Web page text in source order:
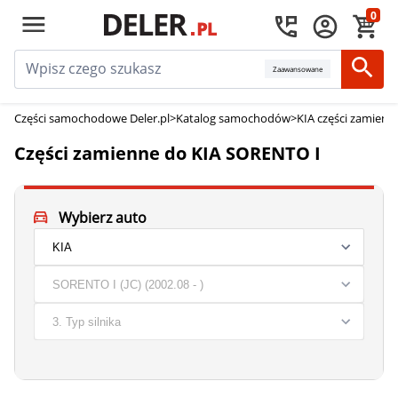
0
Zaawansowane
Części samochodowe Deler.pl>Katalog samochodów>KIA części
Części zamienne do KIA SORENTO I
Wybierz auto